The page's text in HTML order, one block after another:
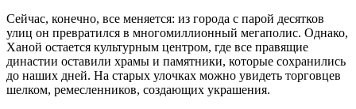
Сейчас, конечно, все меняется: из города с парой десятков
улиц он превратился в многомиллионный мегаполис. Однако,
Ханой остается культурным центром, где все правящие
династии оставили храмы и памятники, которые сохранились
до наших дней. На старых улочках можно увидеть торговцев
шелком, ремесленников, создающих украшения.